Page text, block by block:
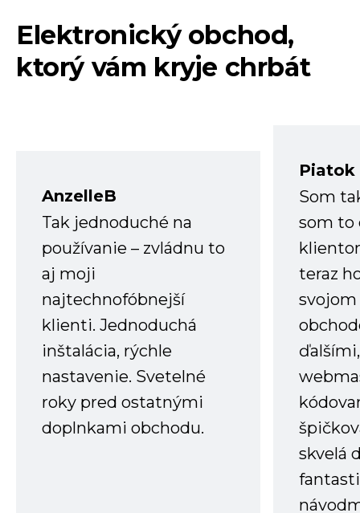
Elektronický obchod,
ktorý vám kryje chrbát
AnzelleB
Tak jednoduché na
používanie – zvládnu to
aj moji
najtechnofóbnejší
klienti. Jednoduchá
inštalácia, rýchle
nastavenie. Svetelné
roky pred ostatnými
doplnkami obchodu.
Piatok
Som
som to
teraz
skvelá